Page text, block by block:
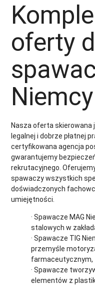
oferty
Niemcy
Nasza oferta
legalnej i dobrze płatnej
certyfikowana agencja
gwarantujemy
rekrutacyjnego.
spawaczy wszystkich
doświadczonych
umiejętności.
· Spawacze MAG
stalowych w
· Spawacze TIG
przemyśle
farmaceutycznym,
· Spawacze
elementów z